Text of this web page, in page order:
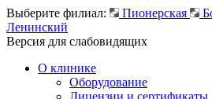
Выберите филиал: Пионерская
Ленинский
Версия для слабовидящих
О клинике
Оборудование
Лицензии и сертификаты